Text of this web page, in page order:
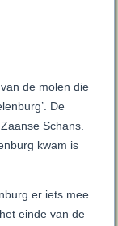
de molen die
De
Schans.
kwam is
er iets mee
einde van de